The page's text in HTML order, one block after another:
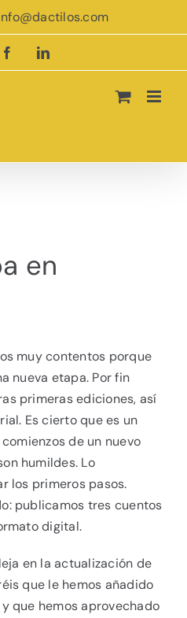
FacebookLinkedIn
en
muy contentos porque
nueva etapa. Por fin
primeras ediciones, así
Es cierto que es un
de un nuevo
humildes. Lo
los primeros pasos.
publicamos tres cuentos
digital.
en la actualización de
que le hemos añadido
que hemos aprovechado